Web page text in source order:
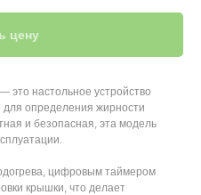
цену
это настольное устройство
определения жирности
и безопасная, эта модель
цифровым таймером
крышки, что делает